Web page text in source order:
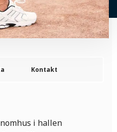
Kontakt
i hallen